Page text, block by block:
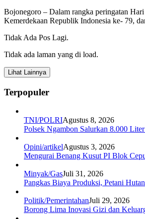
Bojonegoro – Dalam rangka peringatan
Kemerdekaan Republik Indonesia ke- 79,
Tidak Ada Pos Lagi.
Tidak ada laman yang di load.
Lihat Lainnya
Terpopuler
TNI/POLRIAgustus 8, 2026
Polsek Ngambon Salurkan 8.000
Opini/artikelAgustus 3, 2026
Mengurai Benang Kusut PI Blok
Minyak/GasJuli 31, 2026
Pangkas Biaya Produksi, Petani
Politik/PemerintahanJuli 29, 2026
Borong Lima Inovasi Gizi dan